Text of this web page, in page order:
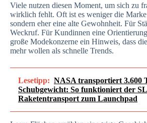
Viele nutzen diesen Moment, um sich zu
wirklich fehlt. Oft ist es weniger die Marke
sondern eher eine alte Gewohnheit. Für
Weckruf. Für Kundinnen eine
große Modekonzerne ein Hinweis, dass
mehr wollen als schnelle Trends.
Lesetipp: NASA transportiert 3.600
Schubgewicht: So funktioniert der
Raketentransport zum Launchpad